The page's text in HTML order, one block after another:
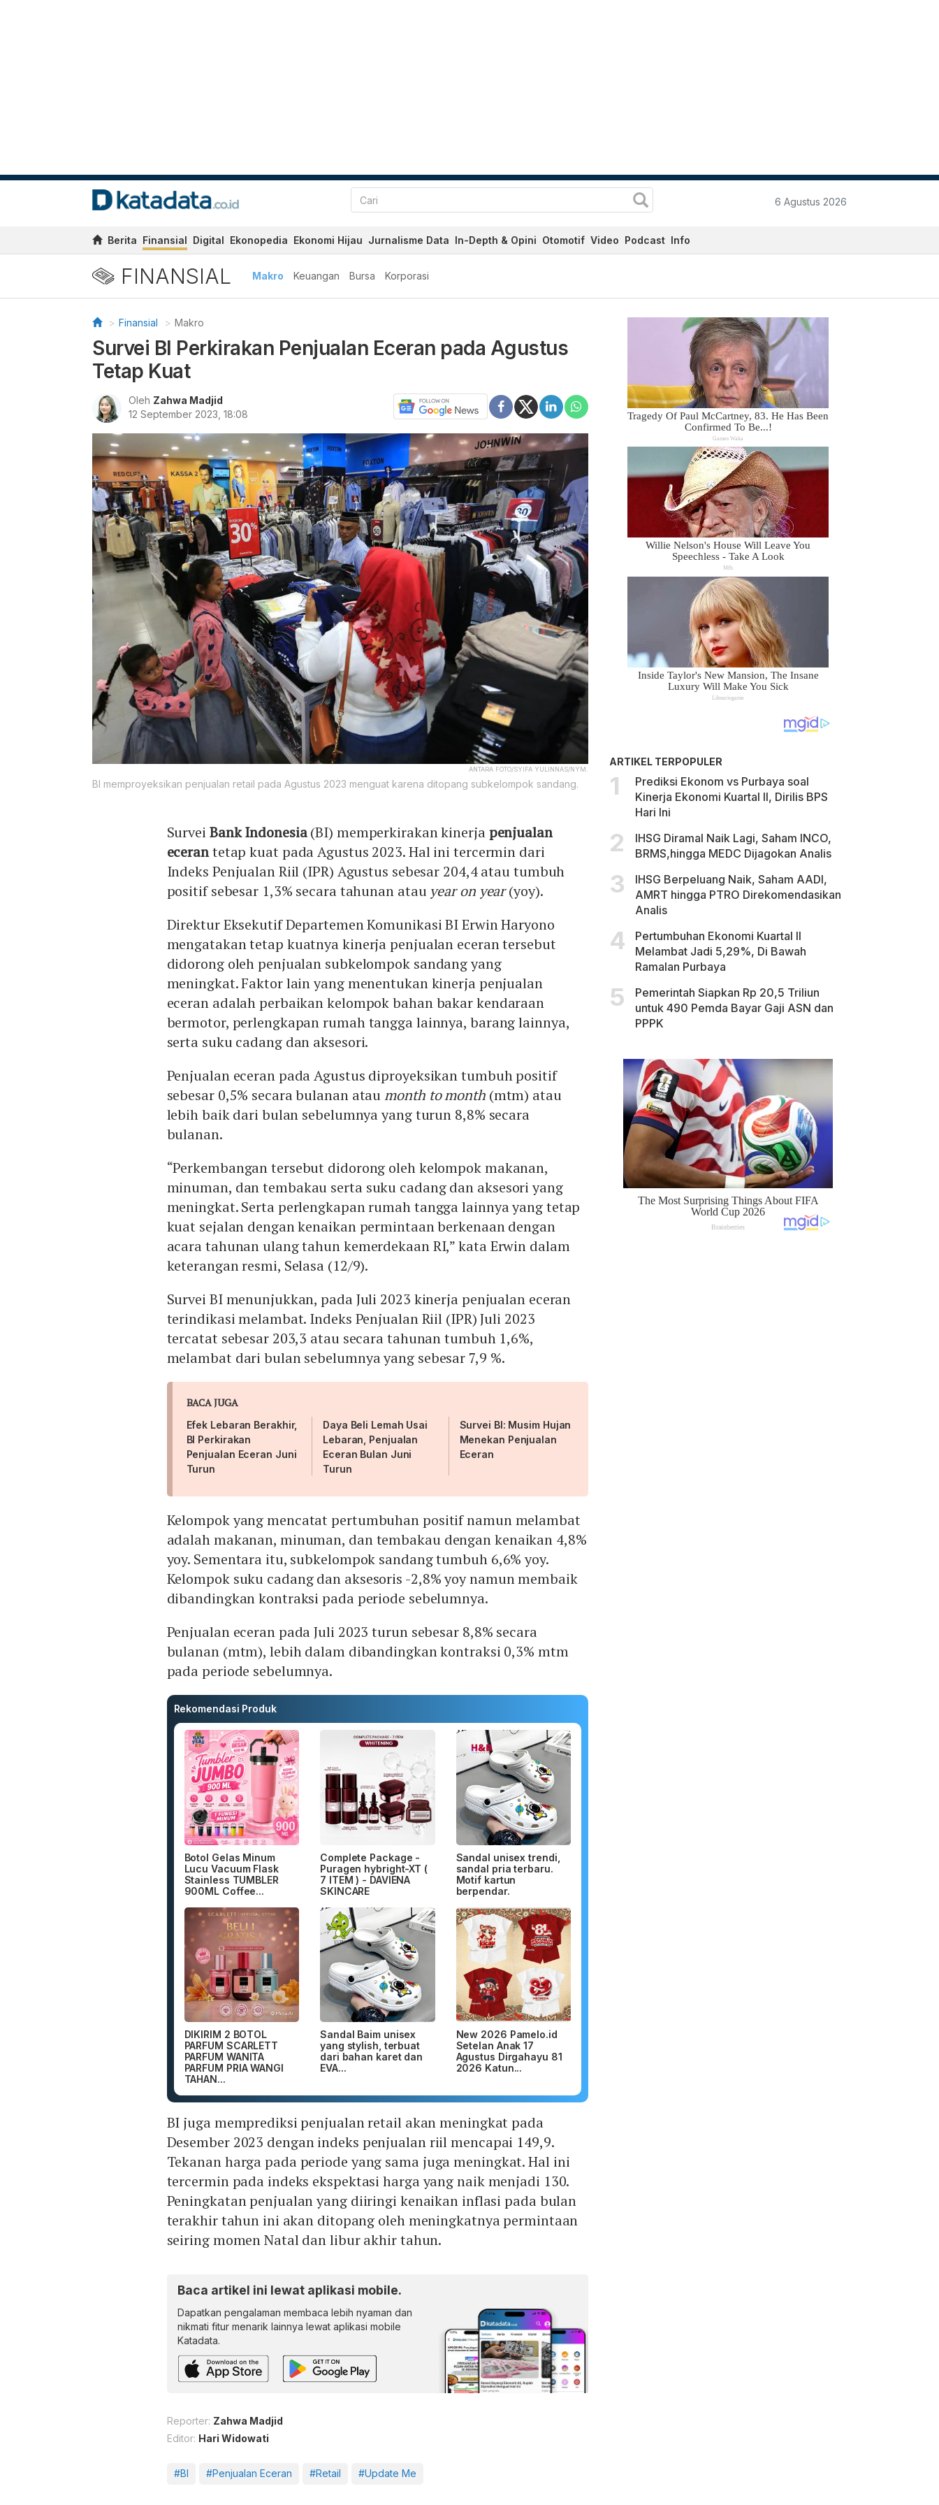
6 Agustus 2026
Berita Finansial Digital Ekonopedia Ekonomi Hijau Jurnalisme Data In-Depth & Opini Otomotif Video Podcast Info
FINANSIAL Makro Keuangan Bursa Korporasi
Finansial Makro
Survei BI Perkirakan Penjualan Eceran pada Agustus
Tetap Kuat
Oleh Zahwa Madjid
12 September 2023, 18:08
ANTARA FOTO/SYIFA YULINNAS/NYM.
BI memproyeksikan penjualan retail pada Agustus 2023 menguat karena ditopang subkelompok sandang.
Survei Bank Indonesia(BI) memperkirakan kinerjapenjualan
ecerantetap kuat pada Agustus 2023. Hal ini tercermin dari
Indeks Penjualan Riil (IPR) Agustus sebesar 204,4 atau tumbuh
positif sebesar 1,3% secara tahunan atau year on year(yoy).
Direktur Eksekutif Departemen Komunikasi BI Erwin Haryono
mengatakan tetap kuatnya kinerja penjualan eceran tersebut
didorong oleh penjualan subkelompok sandang yang
meningkat. Faktor lain yang menentukan kinerja penjualan
eceran adalah perbaikan kelompok bahan bakar kendaraan
bermotor, perlengkapan rumah tangga lainnya, barang lainnya,
serta suku cadang dan aksesori.
Penjualan eceran pada Agustus diproyeksikan tumbuh positif
sebesar 0,5% secara bulanan ataumonth to month(mtm) atau
lebih baik dari bulan sebelumnya yang turun 8,8% secara
bulanan.
“Perkembangan tersebut didorong oleh kelompok makanan,
minuman, dan tembakau serta suku cadang dan aksesori yang
meningkat. Serta perlengkapan rumah tangga lainnya yang tetap
kuat sejalan dengan kenaikan permintaan berkenaan dengan
acara tahunan ulang tahun kemerdekaan RI,” kata Erwin dalam
keterangan resmi, Selasa (12/9).
Survei BI menunjukkan, pada Juli 2023 kinerja penjualan eceran
terindikasi melambat. Indeks Penjualan Riil (IPR) Juli 2023
tercatat sebesar 203,3 atau secara tahunan tumbuh 1,6%,
melambat dari bulan sebelumnya yang sebesar 7,9 %.
BACA JUGA
Efek Lebaran Berakhir,
BI Perkirakan
Penjualan Eceran Juni
Turun
Daya Beli Lemah Usai
Lebaran, Penjualan
Eceran Bulan Juni
Turun
Survei BI: Musim Hujan
Menekan Penjualan
Eceran
Kelompok yang mencatat pertumbuhan positif namun melambat
adalah makanan, minuman, dan tembakau dengan kenaikan 4,8%
yoy. Sementara itu, subkelompok sandang tumbuh 6,6% yoy.
Kelompok suku cadang dan aksesoris -2,8% yoy namun membaik
dibandingkan kontraksi pada periode sebelumnya.
Penjualan eceran pada Juli 2023 turun sebesar 8,8% secara
bulanan (mtm), lebih dalam dibandingkan kontraksi 0,3% mtm
pada periode sebelumnya.
Rekomendasi Produk
Botol Gelas Minum
Lucu Vacuum Flask
Stainless TUMBLER
900ML Coffee...
Complete Package -
Puragen hybright-XT (
7 ITEM ) - DAVIENA
SKINCARE
Sandal unisex trendi,
sandal pria terbaru.
Motif kartun
berpendar.
DIKIRIM 2 BOTOL
PARFUM SCARLETT
PARFUM WANITA
PARFUM PRIA WANGI
TAHAN...
Sandal Baim unisex
yang stylish, terbuat
dari bahan karet dan
EVA...
New 2026 Pamelo.id
Setelan Anak 17
Agustus Dirgahayu 81
2026 Katun...
BI juga memprediksi penjualan retail akan meningkat pada
Desember 2023 dengan indeks penjualan riil mencapai 149,9.
Tekanan harga pada periode yang sama juga meningkat. Hal ini
tercermin pada indeks ekspektasi harga yang naik menjadi 130.
Peningkatan penjualan yang diiringi kenaikan inflasi pada bulan
terakhir tahun ini akan ditopang oleh meningkatnya permintaan
seiring momen Natal dan libur akhir tahun.
Baca artikel ini lewat aplikasi mobile.
Dapatkan pengalaman membaca lebih nyaman dan
nikmati fitur menarik lainnya lewat aplikasi mobile
Katadata.
Reporter: Zahwa Madjid
Editor: Hari Widowati
#BI #Penjualan Eceran #Retail #Update Me
ARTIKEL TERPOPULER
Prediksi Ekonom vs Purbaya soal
Kinerja Ekonomi Kuartal II, Dirilis BPS
Hari Ini
IHSG Diramal Naik Lagi, Saham INCO,
BRMS,hingga MEDC Dijagokan Analis
IHSG Berpeluang Naik, Saham AADI,
AMRT hingga PTRO Direkomendasikan
Analis
Pertumbuhan Ekonomi Kuartal II
Melambat Jadi 5,29%, Di Bawah
Ramalan Purbaya
Pemerintah Siapkan Rp 20,5 Triliun
untuk 490 Pemda Bayar Gaji ASN dan
PPPK